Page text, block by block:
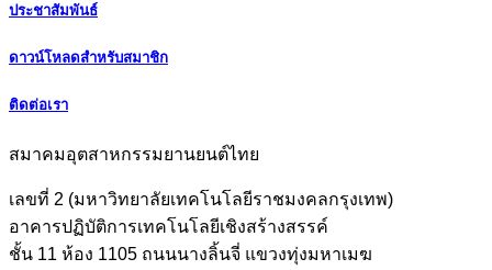
ประชาสัมพันธ์
ดาวน์โหลดสำหรับสมาชิก
ติดต่อเรา
สมาคมอุตสาหกรรมยานยนต์ไทย
เลขที่ 2 (มหาวิทยาลัยเทคโนโลยีราชมงคลกรุงเทพ)
อาคารปฏิบัติการเทคโนโลยีเชิงสร้างสรรค์
ชั้น 11 ห้อง 1105 ถนนนางลิ้นจี่ แขวงทุ่งมหาเมฆ